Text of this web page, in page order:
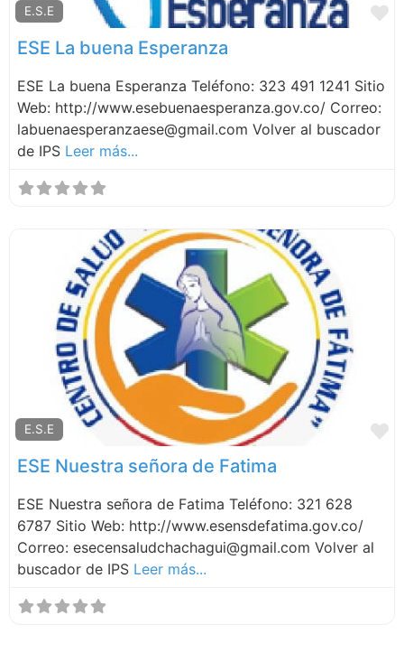
E.S.E
ESE La buena Esperanza
ESE La buena Esperanza Teléfono: 323 491 1241 Sitio
Web: http://www.esebuenaesperanza.gov.co/ Correo:
labuenaesperanzaese@gmail.com Volver al buscador
de IPS Leer más...
E.S.E
ESE Nuestra señora de Fatima
ESE Nuestra señora de Fatima Teléfono: 321 628
6787 Sitio Web: http://www.esensdefatima.gov.co/
Correo: esecensaludchachagui@gmail.com Volver al
buscador de IPS Leer más...